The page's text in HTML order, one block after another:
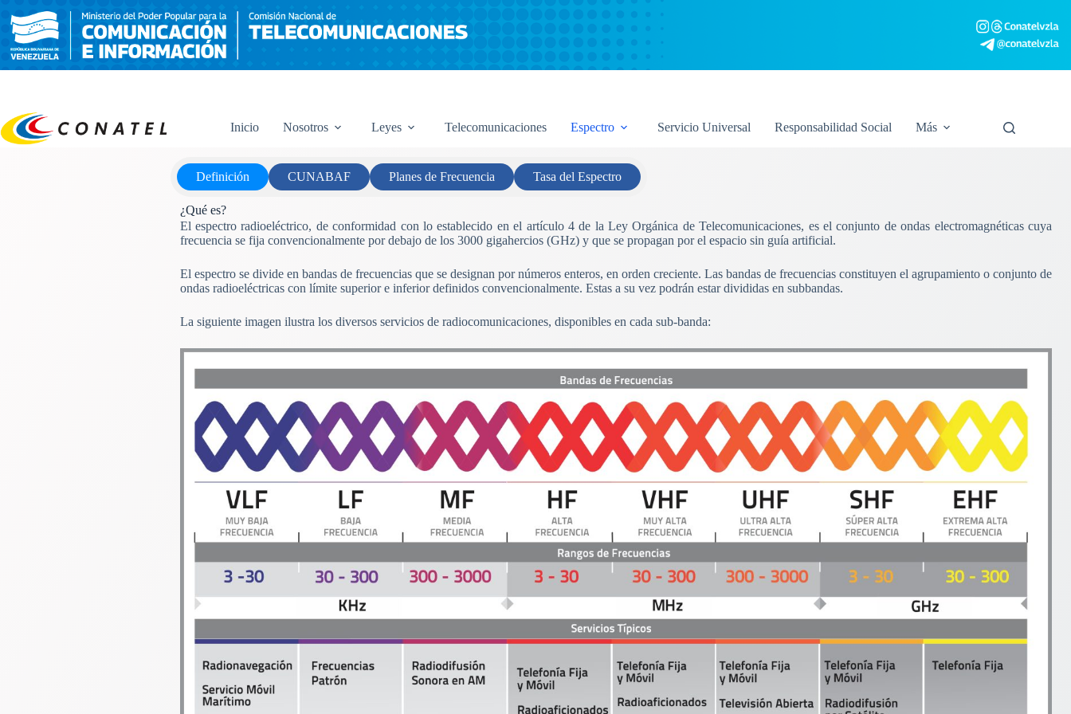
contenido
Inicio Nosotros Leyes Telecomunicaciones Espectro Servicio Universal Responsabilidad Social Más
Definición CUNABAF Planes de Frecuencia Tasa del Espectro
¿Qué es?
El espectro radioeléctrico, de conformidad con lo establecido en el artículo 4 de la Ley Orgánica de Telecomunicaciones, es el conjunto de ondas electromagnéticas cuya
frecuencia se fija convencionalmente por debajo de los 3000 gigahercios (GHz) y que se propagan por el espacio sin guía artificial.
El espectro se divide en bandas de frecuencias que se designan por números enteros, en orden creciente. Las bandas de frecuencias constituyen el agrupamiento o conjunto de
ondas radioeléctricas con límite superior e inferior definidos convencionalmente. Estas a su vez podrán estar divididas en subbandas.
La siguiente imagen ilustra los diversos servicios de radiocomunicaciones, disponibles en cada sub-banda: